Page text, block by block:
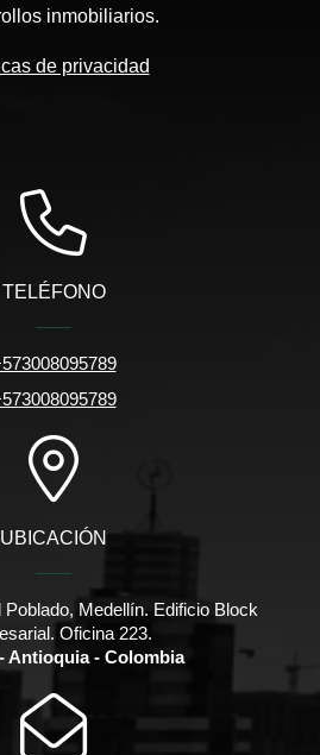
inmobiliarios.
de privacidad
TELÉFONO
UBICACIÓN
Poblado, Medellín. Edificio Block
Oficina 223.
Antioquia - Colombia